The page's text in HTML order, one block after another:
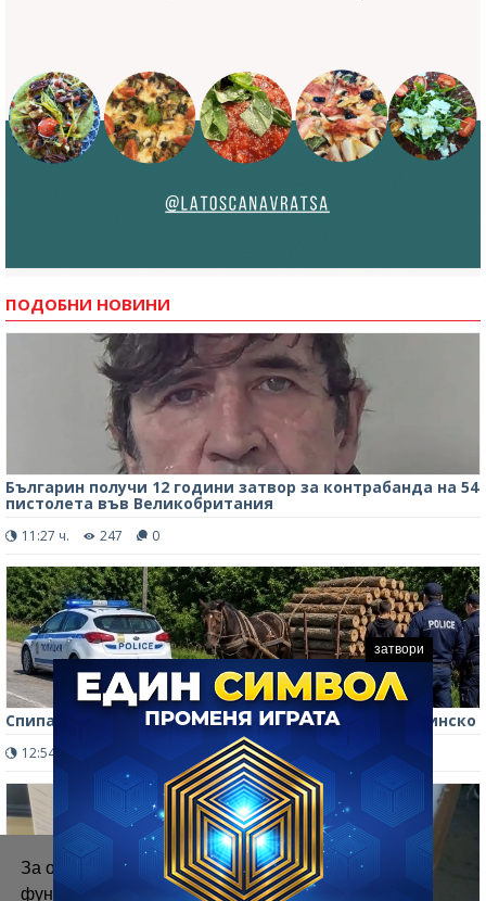
За осигуряване на правилното
функциониране на уебсайта ние използваме
ПОДОБНИ НОВИНИ
Българин получи 12 години затвор за контрабанда на 54
пистолета във Великобритания
11:27 ч. 247 0
Спипаха мъж с каруца с незаконни дърва във Видинско
12:54 ч. 1012 0
затвори